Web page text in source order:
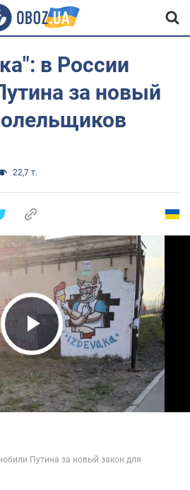
в России
за новый
22,7 т.
Play Video